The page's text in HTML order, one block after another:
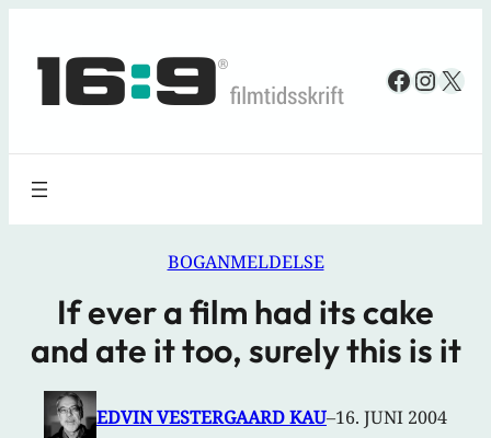
indhold
X
BOGANMELDELSE
If ever a film had its cake
and ate it too, surely this is it
EDVIN VESTERGAARD KAU–16. JUNI 2004